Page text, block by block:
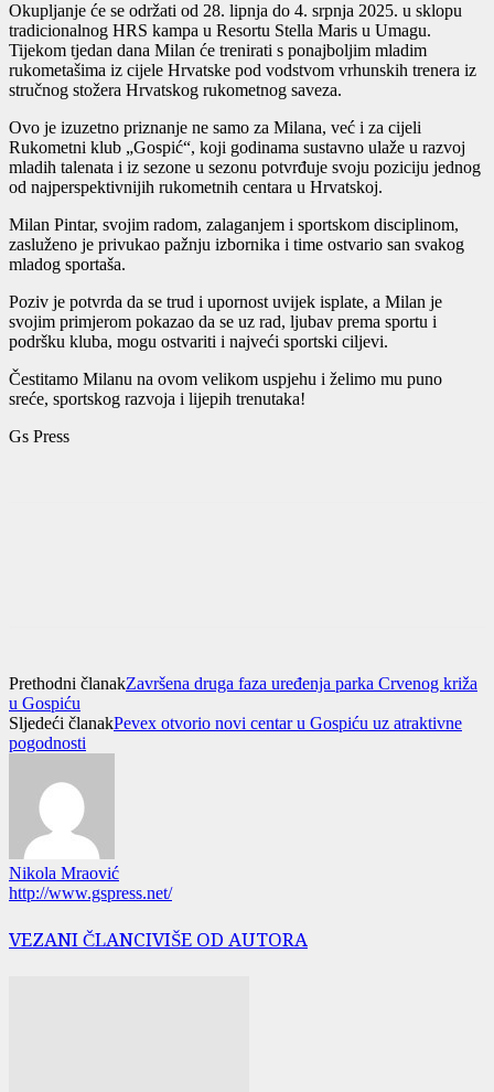
Okupljanje će se održati od 28. lipnja do 4. srpnja 2025. u sklopu
tradicionalnog HRS kampa u Resortu Stella Maris u Umagu.
Tijekom tjedan dana Milan će trenirati s ponajboljim mladim
rukometašima iz cijele Hrvatske pod vodstvom vrhunskih trenera iz
stručnog stožera Hrvatskog rukometnog saveza.
Ovo je izuzetno priznanje ne samo za Milana, već i za cijeli
Rukometni klub „Gospić“, koji godinama sustavno ulaže u razvoj
mladih talenata i iz sezone u sezonu potvrđuje svoju poziciju jednog
od najperspektivnijih rukometnih centara u Hrvatskoj.
Milan Pintar, svojim radom, zalaganjem i sportskom disciplinom,
zasluženo je privukao pažnju izbornika i time ostvario san svakog
mladog sportaša.
Poziv je potvrda da se trud i upornost uvijek isplate, a Milan je
svojim primjerom pokazao da se uz rad, ljubav prema sportu i
podršku kluba, mogu ostvariti i najveći sportski ciljevi.
Čestitamo Milanu na ovom velikom uspjehu i želimo mu puno
sreće, sportskog razvoja i lijepih trenutaka!
Gs Press
Prethodni članakZavršena druga faza uređenja parka Crvenog križa
u Gospiću
Sljedeći članakPevex otvorio novi centar u Gospiću uz atraktivne
pogodnosti
Nikola Mraović
http://www.gspress.net/
VEZANI ČLANCIVIŠE OD AUTORA